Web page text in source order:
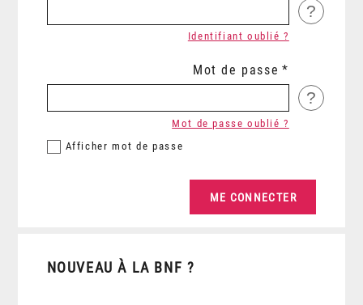
?
Identifiant oublié ?
Mot de passe
?
Afficher mot de passe
Mot de passe oublié ?
NOUVEAU À LA BNF ?